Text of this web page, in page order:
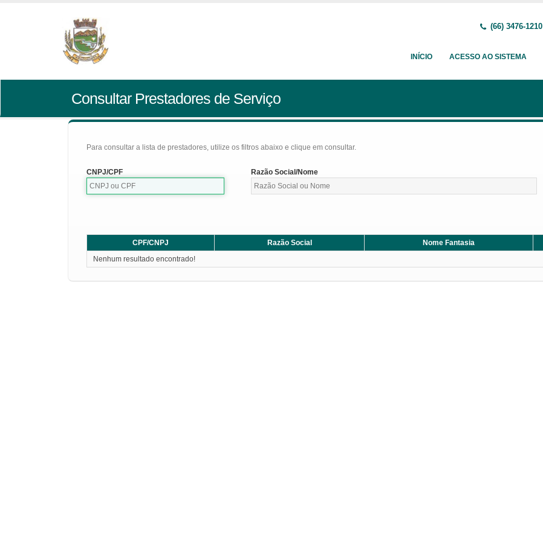
(66) 3476-1210
INÍCIO ACESSO AO SISTEMA
Consultar Prestadores de Serviço
Para consultar a lista de prestadores, utilize os filtros abaixo e clique em consultar.
CNPJ/CPF Razão Social/Nome
CPF/CNPJ Razão Social Nome Fantasia
Nenhum resultado encontrado!